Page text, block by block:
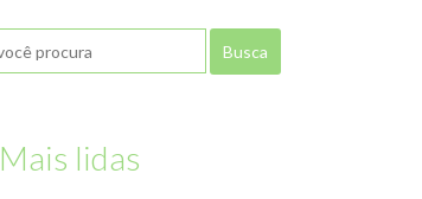
Mais lidas